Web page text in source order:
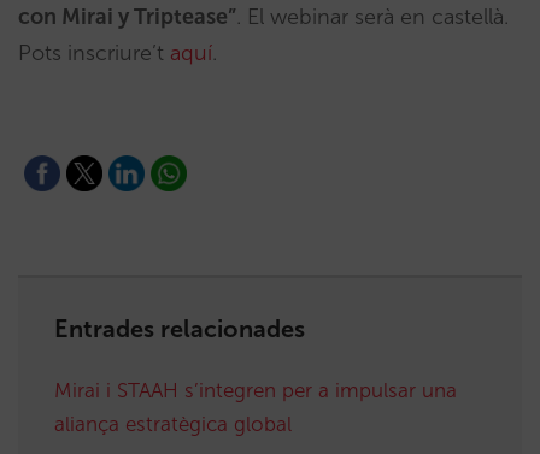
con Mirai y Triptease”. El webinar serà en castellà.
Pots inscriure’t aquí.
Entrades relacionades
Mirai i STAAH s’integren per a impulsar una
aliança estratègica global